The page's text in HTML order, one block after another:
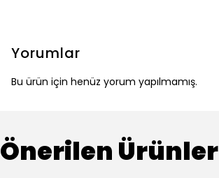
Yorumlar
Bu ürün için henüz yorum yapılmamış.
Önerilen Ürünler